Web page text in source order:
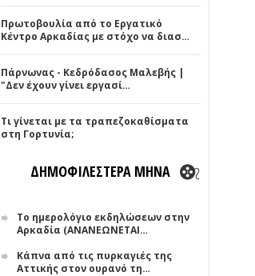
Πρωτοβουλία από το Εργατικό
Κέντρο Αρκαδίας με στόχο να διασ…
Πάρνωνας - Κεδρόδασος Μαλεβής |
"Δεν έχουν γίνει εργασί…
Τι γίνεται με τα τραπεζοκαθίσματα
στη Γορτυνία;
ΔΗΜΟΦΙΛΕΣΤΕΡΑ ΜΗΝΑ
Το ημερολόγιο εκδηλώσεων στην
Αρκαδία (ΑΝΑΝΕΩΝΕΤΑΙ…
Κάπνα από τις πυρκαγιές της
Αττικής στον ουρανό τη…